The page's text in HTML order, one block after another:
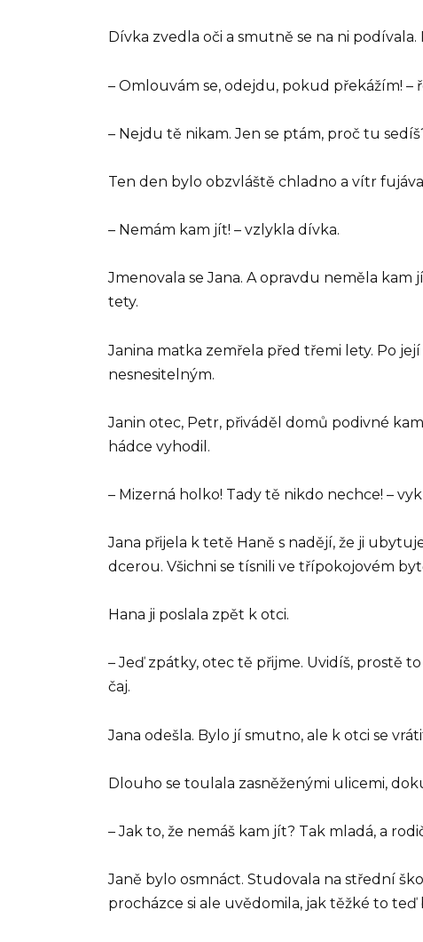
Dívka zvedla oči a smutně se na ni
– Omlouvám se, odejdu, pokud překážím! –
– Nejdu tě nikam. Jen se ptám, proč tu
Ten den bylo obzvláště chladno a vítr
– Nemám kam jít! – vzlykla dívka.
Jmenovala se Jana. A opravdu neměla
tety.
Janina matka zemřela před třemi lety. Po
nesnesitelným.
Janin otec, Petr, přiváděl domů podivné
hádce vyhodil.
– Mizerná holko! Tady tě nikdo nechce! –
Jana přijela k tetě Haně s nadějí, že ji
dcerou. Všichni se tísnili ve třípokojovém
Hana ji poslala zpět k otci.
– Jeď zpátky, otec tě přijme. Uvidíš, prostě
čaj.
Jana odešla. Bylo jí smutno, ale k otci se
Dlouho se toulala zasněženými ulicemi,
– Jak to, že nemáš kam jít? Tak mladá, a
Janě bylo osmnáct. Studovala na střední
procházce si ale uvědomila, jak těžké to teď